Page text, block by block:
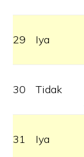
29 Iya
30 Tidak
31 Iya